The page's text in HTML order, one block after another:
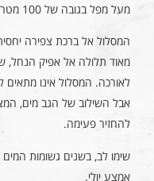
מעל מפל בגובה של 100 מטר ונשקף ממנה נוף מהמם.
המסלול אל ברכת צפירה
מאוד תלולה אל אפיק הנחל,
לאורכה. המסלול אינו
אבל השילוב של הגב מים,
להחזיר פעימה.
שימו לב, בשנים גשומות
אמצע יולי.